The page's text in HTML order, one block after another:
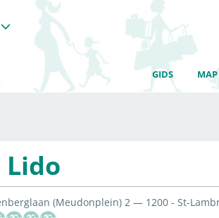
GIDS MAP
Lido
(Meudonplein) 2 — 1200 - St-